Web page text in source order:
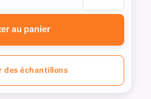
au panier
des échantillons